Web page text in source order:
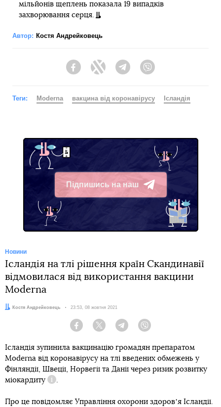
мільйонів щеплень показала 19 випадків
захворювання серця.
Автор: Костя Андрейковець
FacebookTwitter Telegram
Теги: Moderna вакцина від коронавірусу Ісландія
Підпишись на наш
Telegram
Новини
Ісландія на тлі рішення країн Скандинавії
відмовилася від використання вакцини
Moderna
Автор:Костя Андрейковець Дата:
23:53, 08 жовтня 2021
Facebook Twitter Telegram
Ісландія зупинила вакцинацію громадян препаратом
Moderna від коронавірусу на тлі введених обмежень у
Фінляндії, Швеції, Норвегії та Данії через ризик розвитку
міокардиту
Довідка
.
Про це повідомляє Управління охорони здоровʼя Ісландії.